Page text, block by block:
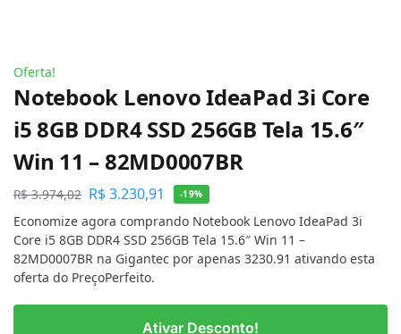
Oferta!
Notebook Lenovo IdeaPad 3i Core
i5 8GB DDR4 SSD 256GB Tela 15.6″
Win 11 – 82MD0007BR
R$3.974,02 R$3.230,91 -19%
Economize agora comprando Notebook Lenovo IdeaPad 3i
Core i5 8GB DDR4 SSD 256GB Tela 15.6″ Win 11 –
82MD0007BR na Gigantec por apenas 3230.91 ativando esta
oferta do PreçoPerfeito.
Ativar Desconto!